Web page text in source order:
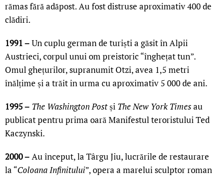
rămas fără adăpost. Au fost distruse aproximativ 400 de
clădiri.
1991 –Un cuplu german de turiști a găsit în Alpii
Austrieci, corpul unui om preistoric “înghețat tun”.
Omul ghețurilor, supranumit Otzi, avea 1,5 metri
înălțime și a trăit in urma cu aproximativ 5 000 de ani.
1995 – The Washington Postși The New York Timesau
publicat pentru prima oară Manifestul teroristului Ted
Kaczynski.
2000 –Au început, la Târgu Jiu, lucrările de restaurare
la “Coloana Infinitului”, opera a marelui sculptor roman